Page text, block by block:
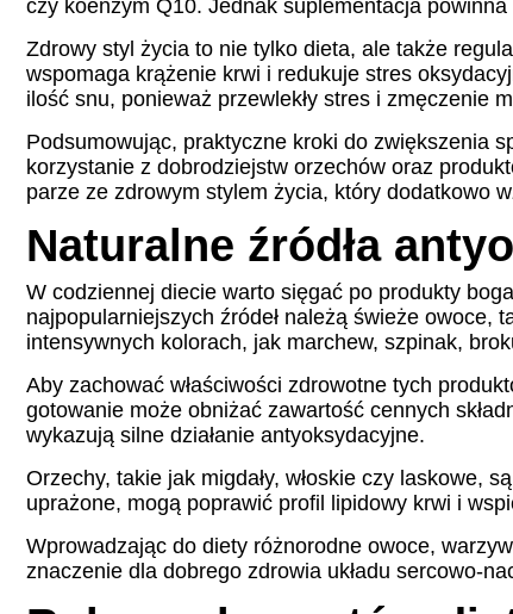
czy koenzym Q10. Jednak suplementacja
Zdrowy styl życia to nie tylko dieta, ale także
wspomaga krążenie krwi i redukuje stres
ilość snu, ponieważ przewlekły stres i zmęczenie
Podsumowując, praktyczne kroki do zwiększenia
korzystanie z dobrodziejstw orzechów oraz
parze ze zdrowym stylem życia, który dodatkowo
Naturalne źródła
W codziennej diecie warto sięgać po produkty
najpopularniejszych źródeł należą świeże owoce,
intensywnych kolorach, jak marchew, szpinak,
Aby zachować właściwości zdrowotne tych
gotowanie może obniżać zawartość cennych
wykazują silne działanie antyoksydacyjne.
Orzechy, takie jak migdały, włoskie czy laskowe,
uprażone, mogą poprawić profil lipidowy krwi i
Wprowadzając do diety różnorodne owoce,
znaczenie dla dobrego zdrowia układu sercowo-